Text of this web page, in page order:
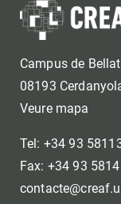
Campus de
08193
Veure mapa
Tel: +34 93
Fax: +34 93